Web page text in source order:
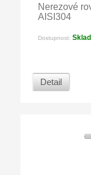
Nerezové
AISI304
Dostupnost:
Detail